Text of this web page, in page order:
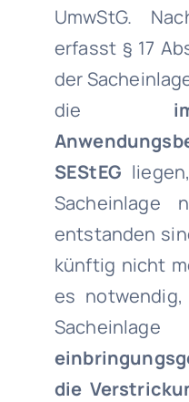
UmwStG.
erfasst § 17
der
die im
SEStEG
Sacheinlage
entstanden
künftig nicht
es
Sacheinlage
die